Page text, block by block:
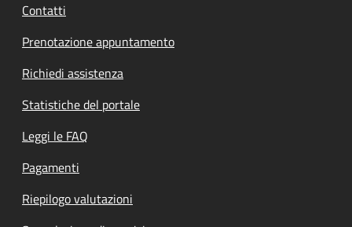
Contatti
Prenotazione appuntamento
Richiedi assistenza
Statistiche del portale
Leggi le FAQ
Pagamenti
Riepilogo valutazioni